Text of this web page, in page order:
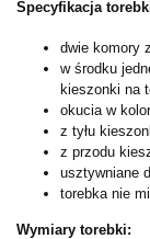
Specyfikacja
dwie komory
w środku
kieszonki na
okucia w
z tyłu
z przodu
usztywniane
torebka nie
Wymiary torebki: